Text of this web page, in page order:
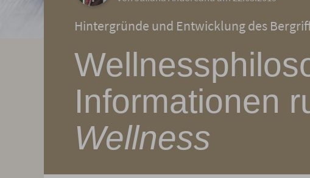
Hintergründe und Entwicklung des
Informationen
Wellness